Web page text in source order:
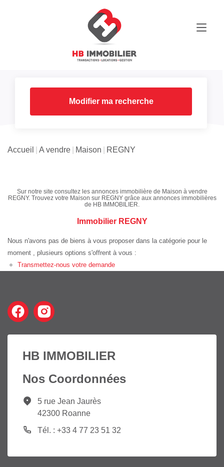
Modifier ma recherche
Accueil A vendre Maison REGNY
Sur notre site consultez les annonces immobilière de Maison à vendre
REGNY. Trouvez votre Maison sur REGNY grâce aux annonces immobilières
de HB IMMOBILIER.
Immobilier REGNY
Nous n'avons pas de biens à vous proposer dans la catégorie pour le
moment , plusieurs options s'offrent à vous :
Transmettez-nous votre demande
HB IMMOBILIER
Nos Coordonnées
5 rue Jean Jaurès
42300 Roanne
Tél. : +33 4 77 23 51 32